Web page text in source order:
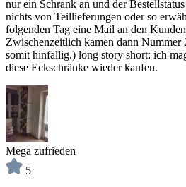
nur ein Schrank an und der
nichts von Teillieferungen oder so
folgenden Tag eine Mail an den
Zwischenzeitlich kamen dann Nummer
somit hinfällig.) long story short: ich
diese Eckschränke wieder kaufen.
Mega zufrieden
5